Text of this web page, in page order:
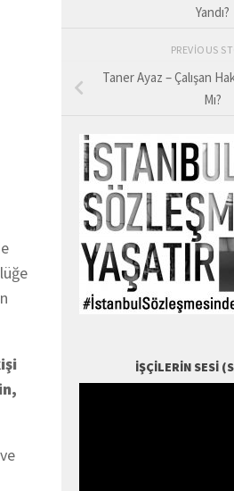
Yandı?
PREVIOUS
Taner Ayaz – Çalışan
Mı?
İŞÇILERIN SESI